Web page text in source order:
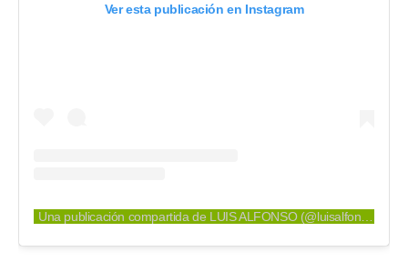
Ver esta publicación en Instagram